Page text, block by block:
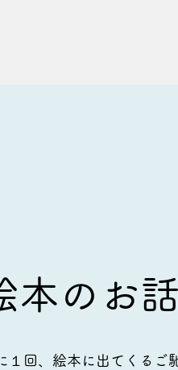
本のお
１回、絵本に出てくるご